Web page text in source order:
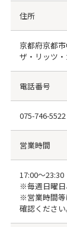
住所
京都府京都
ザ・リッツ
電話番号
075-746-5522
営業時間
17:00～23:30
※毎週日曜日
※営業時間等
確認ください